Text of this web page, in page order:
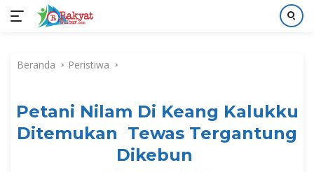
kontenBeranda Peristiwa
Petani Nilam Di Keang Kalukku
Ditemukan Tewas Tergantung
Dikebun